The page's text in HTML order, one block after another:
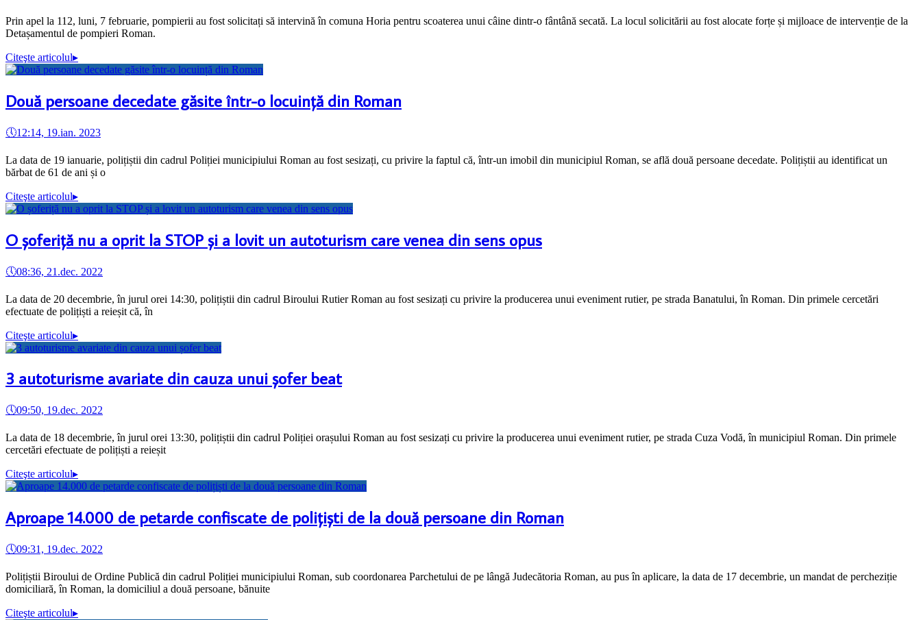
Prin apel la 112, luni, 7 februarie, pompierii au fost solicitați să intervină în comuna Horia pentru scoaterea unui câine dintr-o fântână secată. La locul solicitării au fost alocate forțe și mijloace de intervenție de la
Detașamentul de pompieri Roman.
Citeşte articolul▸
Două persoane decedate găsite într-o locuință din Roman
🕔12:14, 19.ian. 2023
La data de 19 ianuarie, polițiștii din cadrul Poliției municipiului Roman au fost sesizați, cu privire la faptul că, într-un imobil din municipiul Roman, se află două persoane decedate. Polițiștii au identificat un
bărbat de 61 de ani și o
Citeşte articolul▸
O șoferiță nu a oprit la STOP și a lovit un autoturism care venea din sens opus
🕔08:36, 21.dec. 2022
La data de 20 decembrie, în jurul orei 14:30, polițiștii din cadrul Biroului Rutier Roman au fost sesizați cu privire la producerea unui eveniment rutier, pe strada Banatului, în Roman. Din primele cercetări
efectuate de polițiști a reieșit că, în
Citeşte articolul▸
3 autoturisme avariate din cauza unui șofer beat
🕔09:50, 19.dec. 2022
La data de 18 decembrie, în jurul orei 13:30, polițiștii din cadrul Poliției orașului Roman au fost sesizați cu privire la producerea unui eveniment rutier, pe strada Cuza Vodă, în municipiul Roman. Din primele
cercetări efectuate de polițiști a reieșit
Citeşte articolul▸
Aproape 14.000 de petarde confiscate de polițiști de la două persoane din Roman
🕔09:31, 19.dec. 2022
Polițiștii Biroului de Ordine Publică din cadrul Poliției municipiului Roman, sub coordonarea Parchetului de pe lângă Judecătoria Roman, au pus în aplicare, la data de 17 decembrie, un mandat de percheziție
domiciliară, în Roman, la domiciliul a două persoane, bănuite
Citeşte articolul▸